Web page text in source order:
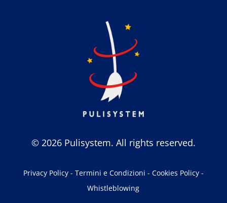
© 2026 Pulisystem. All rights reserved.
Privacy Policy- Termini e Condizioni - Cookies Policy-
Whistleblowing